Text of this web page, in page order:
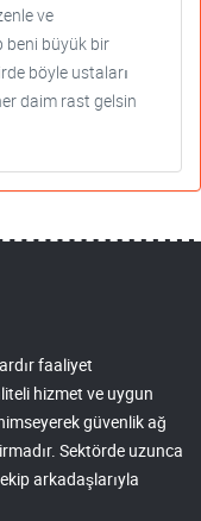
ve
beni büyük bir
böyle ustaları
daim rast gelsin
faaliyet
hizmet ve uygun
güvenlik ağ
Sektörde uzunca
arkadaşlarıyla